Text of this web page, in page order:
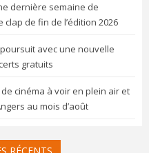
dernière semaine de
clap de fin de l’édition 2026
avec une nouvelle
gratuits
cinéma à voir en plein air et
au mois d’août